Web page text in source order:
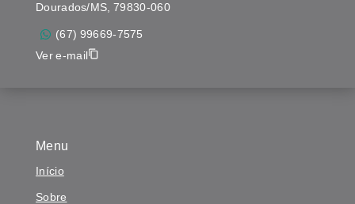
Menu
Início
Sobre
Dourados/MS, 79830-060
(67) 99669-7575
Ver e-mail